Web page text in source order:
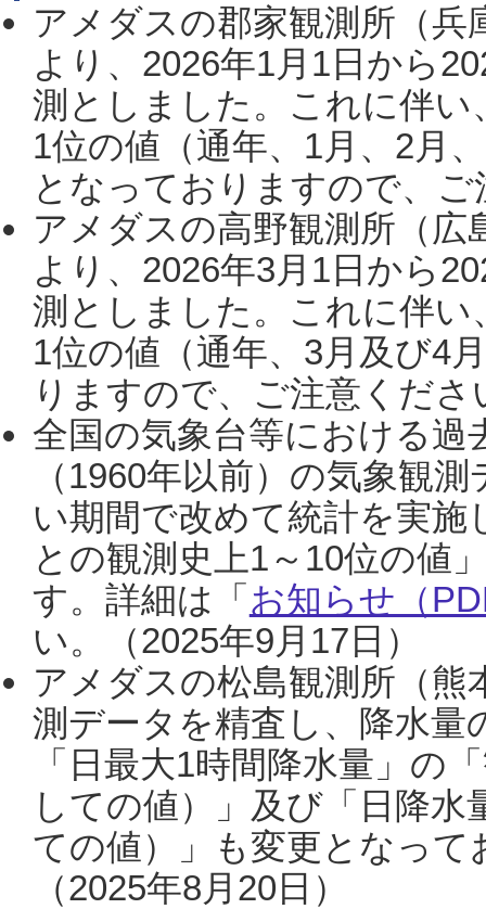
アメダスの郡家観測所（
より、2026年1月1日から
測としました。これに伴い
1位の値（通年、1月、2月
となっておりますので、
アメダスの高野観測所（
より、2026年3月1日から
測としました。これに伴い
1位の値（通年、3月及び4
りますので、ご注意くだ
全国の気象台等における過
（1960年以前）の気象観
い期間で改めて統計を実
との観測史上1～10位の値
す。詳細は「 お知らせ（
い。（2025年9月17日）
アメダスの松島観測所（熊
測データを精査し、降水
「日最大1時間降水量」の
しての値）」及び「日降
ての値）」も変更となっ
（2025年8月20日）